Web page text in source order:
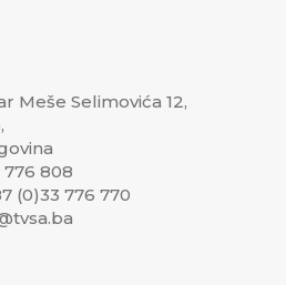
Meše Selimovića 12,
776 808
(0)33 776 770